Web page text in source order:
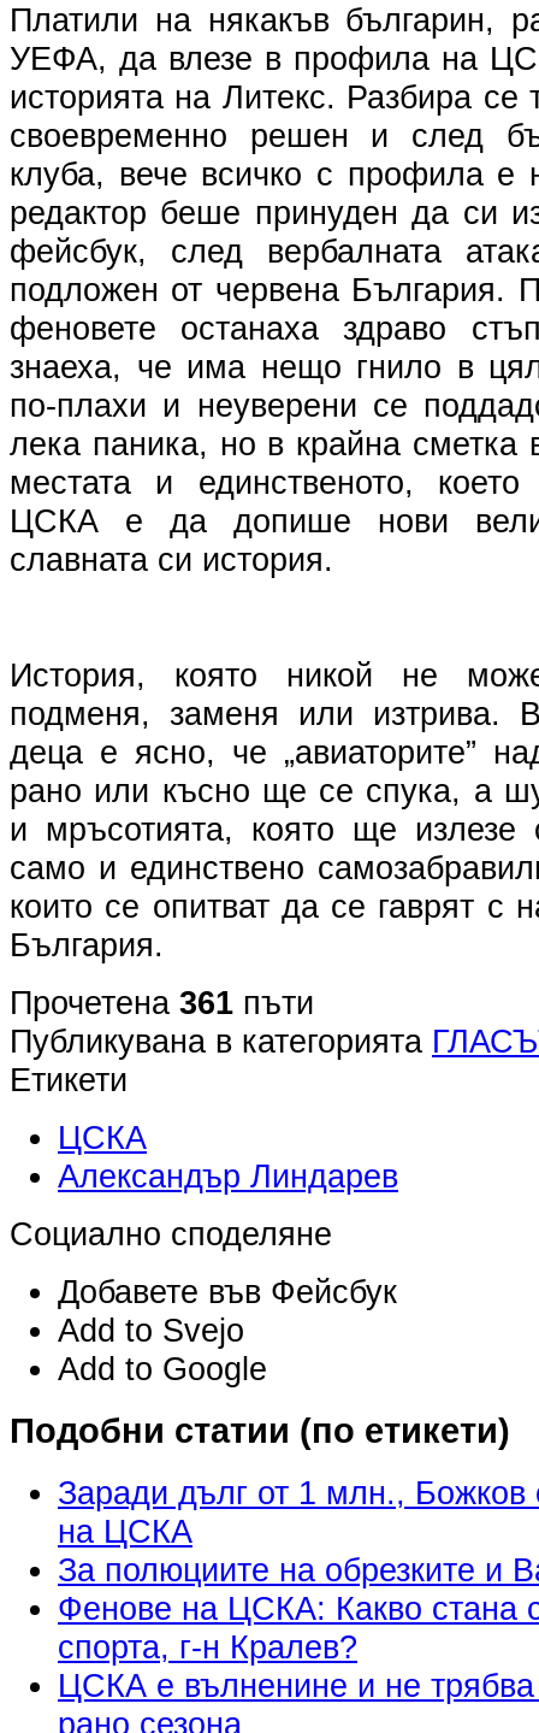
Платили на някакъв българин,
УЕФА, да влезе в профила на
историята на Литекс. Разбира
своевременно решен и след
клуба, вече всичко с профила е
редактор беше принуден да си
фейсбук, след вербалната
подложен от червена България.
феновете останаха здраво
знаеха, че има нещо гнило в
по-плахи и неуверени се
лека паника, но в крайна сметка
местата и единственото,
ЦСКА е да допише нови
славната си история.
История, която никой не
подменя, заменя или изтрива.
деца е ясно, че „авиаторите”
рано или късно ще се спука, а
и мръсотията, която ще излезе
само и единствено
които се опитват да се гаврят с
България.
Прочетена 361 пъти
Публикувана в категорията
Етикети
ЦСКА
Александър Линдарев
Социално споделяне
Добавете във Фейсбук
Add to Svejo
Add to Google
Подобни статии (по етикети)
Заради дълг от 1 млн., Божков
на ЦСКА
За полюциите на обрезките и
Фенове на ЦСКА: Какво стана
спорта, г-н Кралев?
ЦСКА е вълненине и не
рано сезона